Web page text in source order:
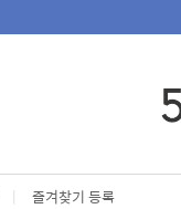
| 즐겨찾기 등록